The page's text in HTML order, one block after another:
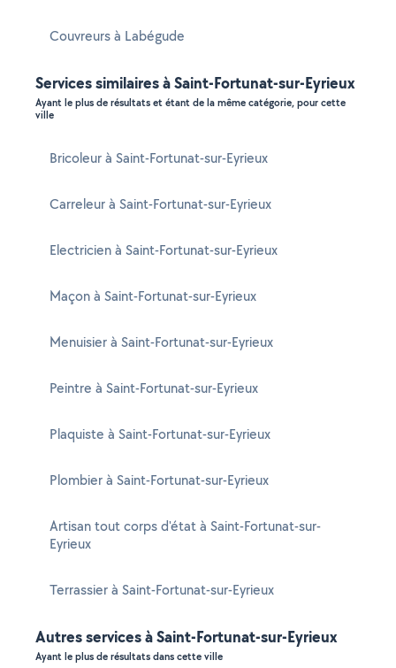
Couvreurs à Labégude
Services similaires à Saint-Fortunat-sur-Eyrieux
Ayant le plus de résultats et étant de la même catégorie, pour cette
ville
Bricoleur à Saint-Fortunat-sur-Eyrieux
Carreleur à Saint-Fortunat-sur-Eyrieux
Electricien à Saint-Fortunat-sur-Eyrieux
Maçon à Saint-Fortunat-sur-Eyrieux
Menuisier à Saint-Fortunat-sur-Eyrieux
Peintre à Saint-Fortunat-sur-Eyrieux
Plaquiste à Saint-Fortunat-sur-Eyrieux
Plombier à Saint-Fortunat-sur-Eyrieux
Artisan tout corps d'état à Saint-Fortunat-sur-
Eyrieux
Terrassier à Saint-Fortunat-sur-Eyrieux
Autres services à Saint-Fortunat-sur-Eyrieux
Ayant le plus de résultats dans cette ville